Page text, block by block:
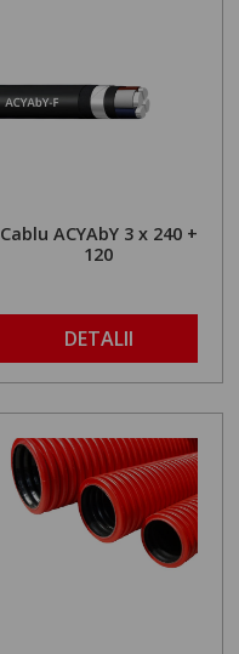
Cablu ACYAbY 3 x 240 +
120
DETALII